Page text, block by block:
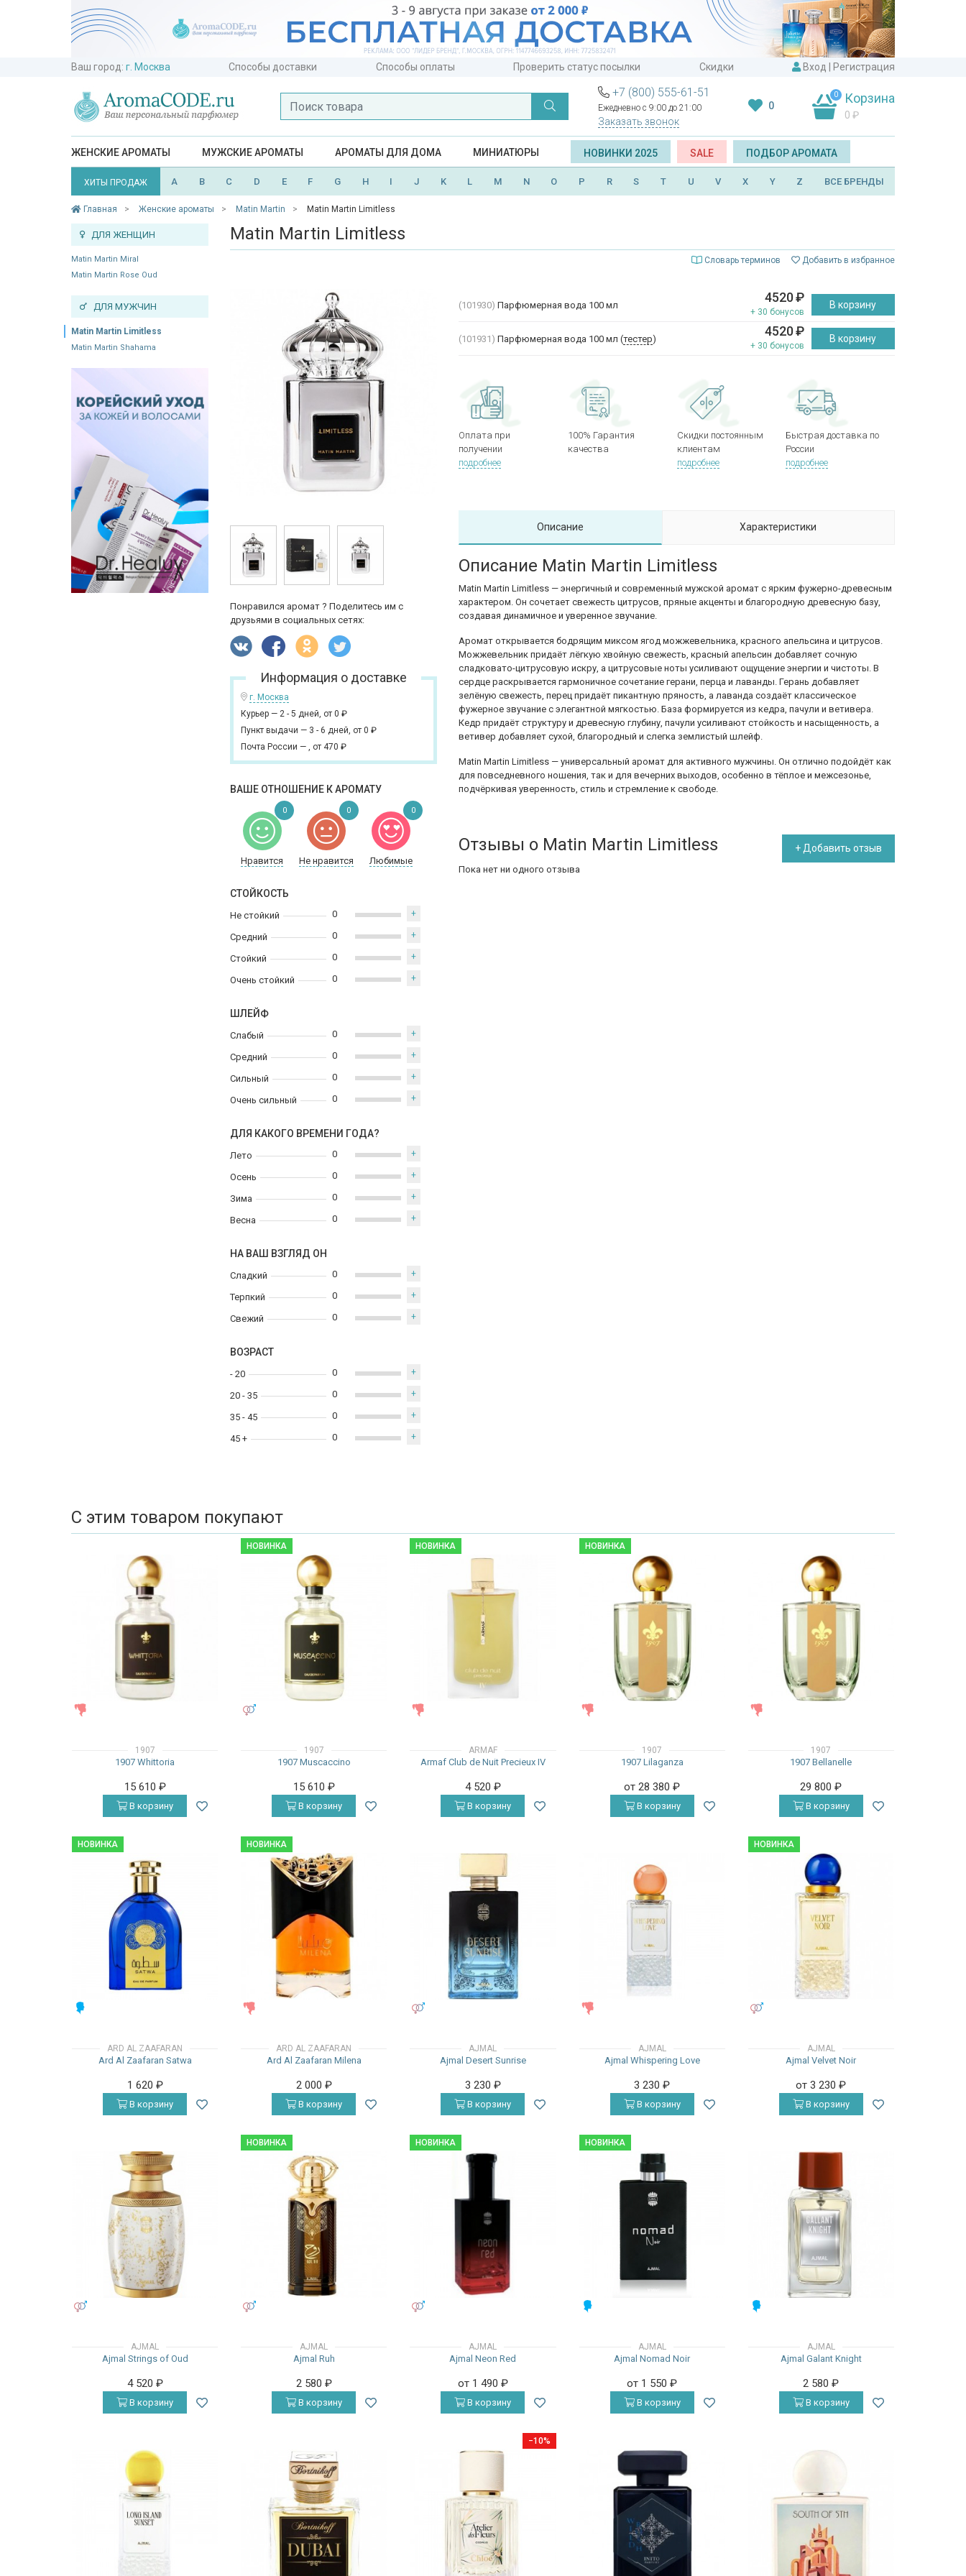
Ваш город: г. Москва Способы доставки Способы оплаты Проверить статус посылки Скидки Вход Регистрация
+7 (800) 555-61-51
Ежедневно с 9:00 до 21:00
Заказать звонок
0
0 Корзина
0 ₽
ЖЕНСКИЕ АРОМАТЫ МУЖСКИЕ АРОМАТЫ АРОМАТЫ ДЛЯ ДОМА МИНИАТЮРЫ НОВИНКИ 2025 SALE ПОДБОР АРОМАТА
ХИТЫ ПРОДАЖ A B C D E F G H I J K L M N O P R S T U V X Y Z ВСЕ БРЕНДЫ
Главная Женские ароматы Matin Martin Matin Martin Limitless
ДЛЯ ЖЕНЩИН
Matin Martin Miral
Matin Martin Rose Oud
ДЛЯ МУЖЧИН
Matin Martin Limitless
Matin Martin Shahama
Matin Martin Limitless
Словарь терминов Добавить в избранное
Понравился аромат ? Поделитесь им с
друзьями в социальных сетях:
Информация о доставке
г. Москва
Курьер — 2 - 5 дней, от 0 ₽
Пункт выдачи — 3 - 6 дней, от 0 ₽
Почта России — , от 470 ₽
ВАШЕ ОТНОШЕНИЕ К АРОМАТУ
Нравится Не нравится Любимые
0 0 0
СТОЙКОСТЬ
Не стойкий
Средний
Стойкий
Очень стойкий
0 +
0 +
0 +
0 +
ШЛЕЙФ
Слабый
Средний
Сильный
Очень сильный
0 +
0 +
0 +
0 +
ДЛЯ КАКОГО ВРЕМЕНИ ГОДА?
Лето
Осень
Зима
Весна
0 +
0 +
0 +
0 +
НА ВАШ ВЗГЛЯД ОН
Сладкий
Терпкий
Свежий
0 +
0 +
0 +
ВОЗРАСТ
- 20
20 - 35
35 - 45
45 +
0 +
0 +
0 +
0 +
(101930) Парфюмерная вода 100 мл 4520₽
+ 30 бонусов
В корзину
(101931) Парфюмерная вода 100 мл (тестер) 4520₽
+ 30 бонусов
В корзину
Оплата при
получении
подробнее
100% Гарантия
качества
Скидки постоянным
клиентам
подробнее
Быстрая доставка по
России
подробнее
Описание Характеристики
Описание Matin Martin Limitless
Matin Martin Limitless — энергичный и современный мужской аромат с ярким фужерно-древесным
характером. Он сочетает свежесть цитрусов, пряные акценты и благородную древесную базу,
создавая динамичное и уверенное звучание.
Аромат открывается бодрящим миксом ягод можжевельника, красного апельсина и цитрусов.
Можжевельник придаёт лёгкую хвойную свежесть, красный апельсин добавляет сочную
сладковато-цитрусовую искру, а цитрусовые ноты усиливают ощущение энергии и чистоты. В
сердце раскрывается гармоничное сочетание герани, перца и лаванды. Герань добавляет
зелёную свежесть, перец придаёт пикантную пряность, а лаванда создаёт классическое
фужерное звучание с элегантной мягкостью. База формируется из кедра, пачули и ветивера.
Кедр придаёт структуру и древесную глубину, пачули усиливают стойкость и насыщенность, а
ветивер добавляет сухой, благородный и слегка землистый шлейф.
Matin Martin Limitless — универсальный аромат для активного мужчины. Он отлично подойдёт как
для повседневного ношения, так и для вечерних выходов, особенно в тёплое и межсезонье,
подчёркивая уверенность, стиль и стремление к свободе.
Отзывы о Matin Martin Limitless + Добавить отзыв
Пока нет ни одного отзыва
С этим товаром покупают
1907
1907 Whittoria
15 610 ₽
В корзину
НОВИНКА
1907
1907 Muscaccino
15 610 ₽
В корзину
НОВИНКА
ARMAF
Armaf Club de Nuit Precieux IV
4 520 ₽
В корзину
НОВИНКА
1907
1907 Lilaganza
от 28 380₽
В корзину
1907
1907 Bellanelle
29 800₽
В корзину
НОВИНКА
ARD AL ZAAFARAN
Ard Al Zaafaran Satwa
1 620 ₽
В корзину
НОВИНКА
ARD AL ZAAFARAN
Ard Al Zaafaran Milena
2 000 ₽
В корзину
AJMAL
Ajmal Desert Sunrise
3 230 ₽
В корзину
AJMAL
Ajmal Whispering Love
3 230₽
В корзину
НОВИНКА
AJMAL
Ajmal Velvet Noir
от 3 230₽
В корзину
AJMAL
Ajmal Strings of Oud
4 520 ₽
В корзину
НОВИНКА
AJMAL
Ajmal Ruh
2 580 ₽
В корзину
НОВИНКА
AJMAL
Ajmal Neon Red
от 1 490 ₽
В корзину
НОВИНКА
AJMAL
Ajmal Nomad Noir
от 1 550₽
В корзину
AJMAL
Ajmal Galant Knight
2 580₽
В корзину
−10%